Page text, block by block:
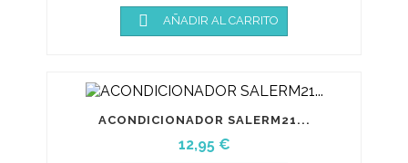
 AÑADIR AL CARRITO
ACONDICIONADOR SALERM21...
Precio
12,95 €